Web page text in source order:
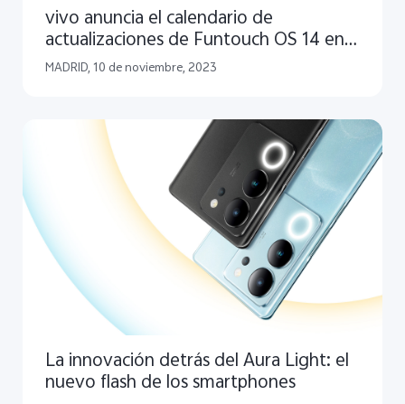
vivo anuncia el calendario de
actualizaciones de Funtouch OS 14 en
sus dispositivos
MADRID, 10 de noviembre, 2023
La innovación detrás del Aura Light: el
nuevo flash de los smartphones